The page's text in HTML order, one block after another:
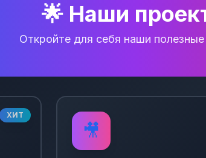
🌟 Наши
Откройте для себя наши
ХИТ
🎥